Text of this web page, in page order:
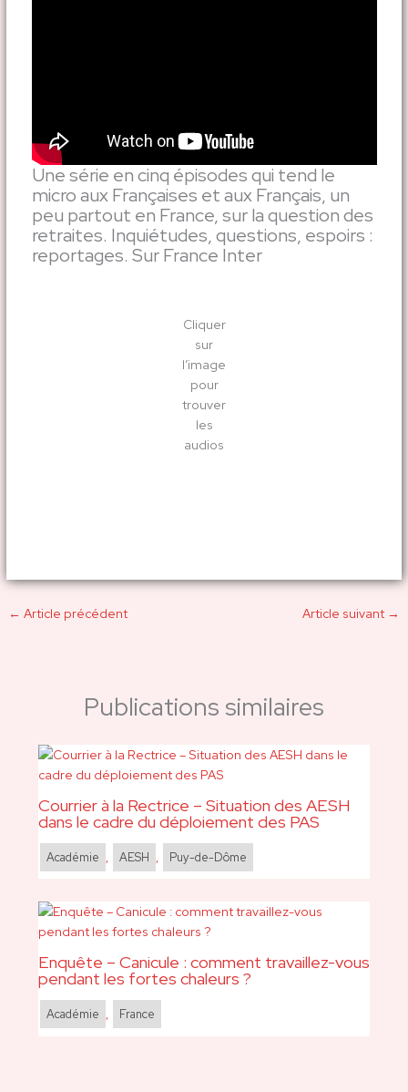
Une série en cinq épisodes qui tend le
micro aux Françaises et aux Français, un
peu partout en France, sur la question des
retraites. Inquiétudes, questions, espoirs :
reportages. Sur France Inter
Cliquer
sur
l’image
pour
trouver
les
audios
← Article précédent Article suivant →
Publications similaires
Courrier à la Rectrice – Situation des AESH
dans le cadre du déploiement des PAS
Académie , AESH , Puy-de-Dôme
Enquête – Canicule : comment travaillez-vous
pendant les fortes chaleurs ?
Académie , France